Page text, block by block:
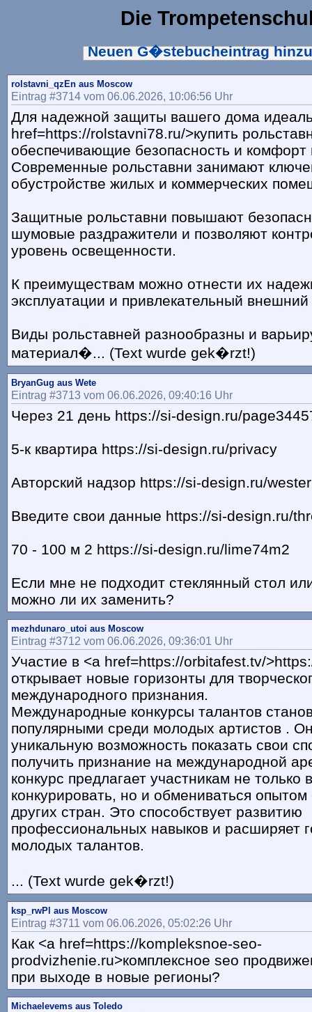
Die
Neuen G�stebucheintrag
rolstavni_qzEn aus Moscow
Eintrag #3714 vom 06.06.2026, 10:06:56 Uhr
Для надежной защиты вашего дома
href=https://rolstavni78.ru/>купить
обеспечивающие безопасность и
Современные рольставни занимают
обустройстве жилых и коммерческих
Защитные рольставни повышают
шумовые раздражители и позволяют
уровень освещенности.
К преимуществам можно отнести их
эксплуатации и привлекательный
Виды рольставней разнообразны и
материал�... (Text wurde gek�rzt!)
BryanGug aus Wete
Eintrag #3713 vom 06.06.2026, 09:40:16 Uhr
Через 21 день https://si-design.ru/
5-к квартира https://si-design.ru/privacy
Авторский надзор https://si-design.ru/
Введите свои данные https://si-design.ru/
70 - 100 м 2 https://si-design.ru/lime74m2
Если мне не подходит стеклянный стол
можно ли их заменить?
mezhdunaro_utoi aus Moscow
Eintrag #3712 vom 06.06.2026, 09:36:01 Uhr
Участие в <a href=https://orbitafest.tv/
открывает новые горизонты для
международного признания.
Международные конкурсы талантов
популярными среди молодых артистов .
уникальную возможность показать свои
получить признание на международной
конкурс предлагает участникам не только
конкурировать, но и обмениваться опытом
других стран. Это способствует развитию
профессиональных навыков и расширяет
молодых талантов.
... (Text wurde gek�rzt!)
ksp_rwPl aus Moscow
Eintrag #3711 vom 06.06.2026, 05:02:26 Uhr
Как <a href=https://kompleksnoe-seo-
prodvizhenie.ru>комплексное seo
при выходе в новые регионы?
Michaelevems aus Toledo